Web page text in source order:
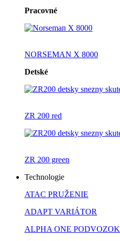
Pracovné
NORSEMAN X 8000
Detské
ZR 200 red
ZR 200 green
Technologie
ATAC PRUŽENIE
ADAPT VARIÁTOR
ALPHA ONE PODVOZOK